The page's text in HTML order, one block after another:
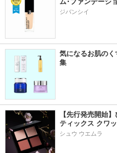
ジバンシイ
気になるお肌の
集
【先行発売開始
ティックス クワッ
シュウ ウエムラ